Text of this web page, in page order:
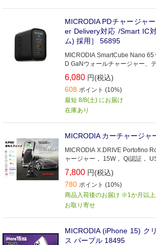
MICRODIA PDチャージャ
er Delivery対応 /Smart IC
ム) 採用］ 56895
MICRODIA SmartCube Nano
D GaNウォールチャージャー、
6,080 円(税込)
608 ポイント (10%)
最短 8/8(土) にお届け
在庫あり
MICRODIA カーチャージャ
MICRODIA X.DRIVE Portofino
ャージャー， 15W， Qi認証，
7,800 円(税込)
780 ポイント (10%)
商品入荷後のお届け ※1か月以
お取り寄せ
MICRODIA (iPhone 15) ク
ス パープル 18495